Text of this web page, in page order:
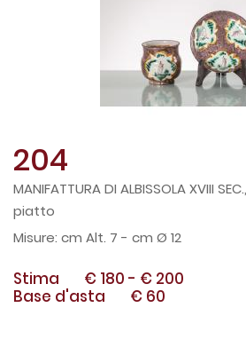
204
MANIFATTURA DI ALBISSOLA XVIII
piatto
cm Alt. 7 - cm Ø 12
Stima € 180 - € 200
Base d'asta
€ 60